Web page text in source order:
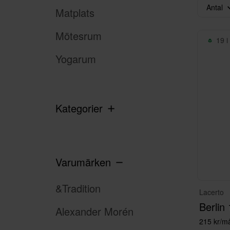
Matplats
Mötesrum
Yogarum
Kategorier
Varumärken
&Tradition
Alexander Morén
Antal
19
Lacerto
Berlin
215 kr/